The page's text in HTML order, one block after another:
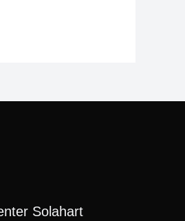
Solahart